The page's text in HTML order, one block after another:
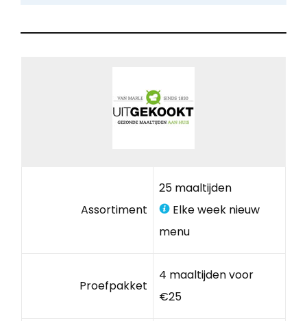
Assortiment
25 maaltijden
Elke week nieuw
menu
Proefpakket
4 maaltijden voor
€25